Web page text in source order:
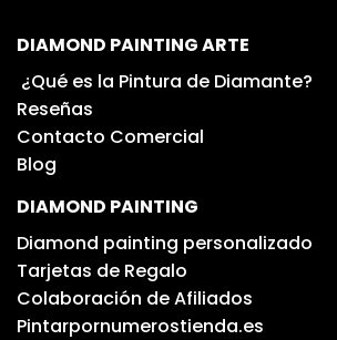
DIAMOND PAINTING ARTE
¿Qué es la Pintura de Diamante?
Reseñas
Contacto Comercial
Blog
DIAMOND PAINTING
Diamond painting personalizado
Tarjetas de Regalo
Colaboración de Afiliados
Pintarpornumerostienda.es